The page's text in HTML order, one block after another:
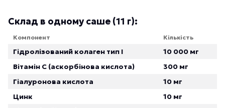
Склад в одному саше (11 г):
Компонент Кількість
Гідролізований колаген тип I
10 000 мг
Вітамін C (аскорбінова кислота)
300 мг
Гіалуронова кислота
10 мг
Цинк
10 мг